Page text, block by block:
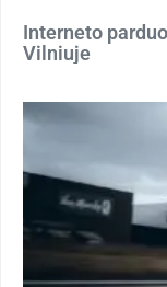
Interneto
Vilniuje